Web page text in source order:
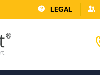
LEGAL